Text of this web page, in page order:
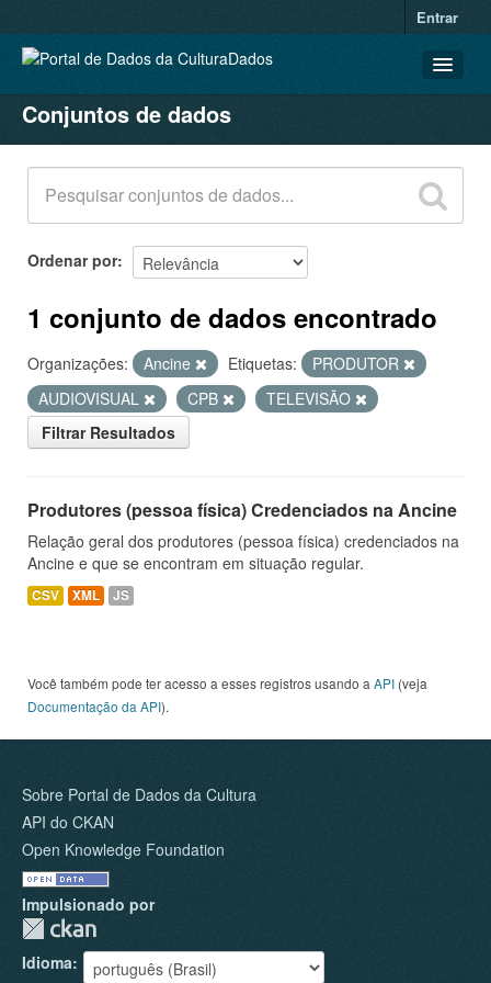
Entrar
CONJUNTOS DE DADOS
ORGANIZAÇÕES
GRUPOS
SOBRE
Conjuntos de dados
Ordenar por
1 conjunto de dados encontrado
Organizações: Ancine Etiquetas:
PRODUTOR
AUDIOVISUAL
CPB
TELEVISÃO
Filtrar Resultados
Produtores (pessoa física) Credenciados na Ancine
Relação geral dos produtores (pessoa física) credenciados na
Ancine e que se encontram em situação regular.
CSV XML JS
Você também pode ter acesso a esses registros usando a API (veja
Documentação da API).
Sobre Portal de Dados da Cultura
API do CKAN
Open Knowledge Foundation
Impulsionado por
Idioma